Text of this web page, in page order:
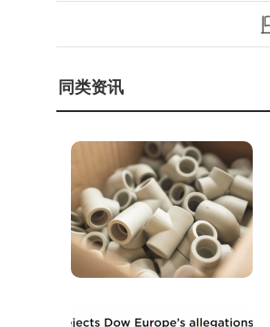
同类资讯